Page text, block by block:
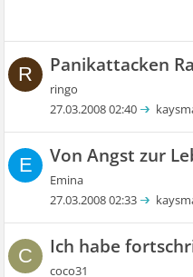
R Panikattacken
ringo
27.03.2008 02:40
E Von Angst zur
Emina
27.03.2008 02:33
C Ich habe
coco31